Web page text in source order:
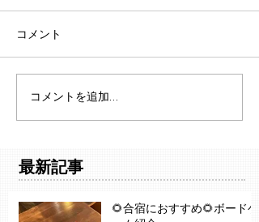
コメント
コメントを追加…
最新記事
🌻合宿におすすめ🌻ボードゲ